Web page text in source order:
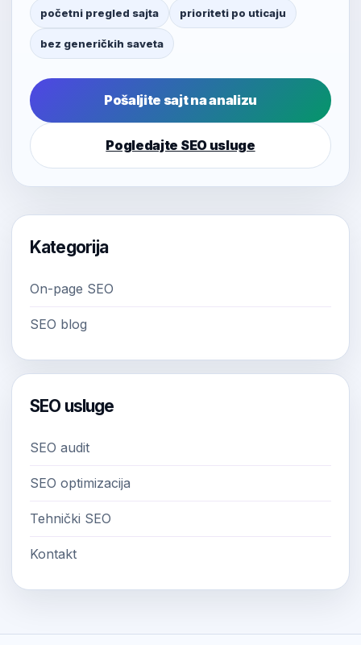
početni pregled sajta prioriteti po uticaju
bez generičkih saveta
Pošaljite sajt na analizu
Pogledajte SEO usluge
Kategorija
On-page SEO
SEO blog
SEO usluge
SEO audit
SEO optimizacija
Tehnički SEO
Kontakt